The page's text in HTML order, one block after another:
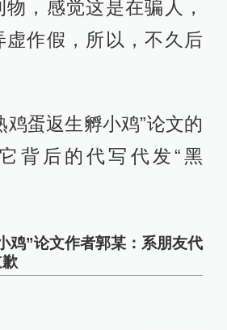
，感觉这是在骗人，
虚作假，所以，不久后
鸡蛋返生孵小鸡”论文的
背后的代写代发“黑
鸡”论文作者郭某：系朋友代